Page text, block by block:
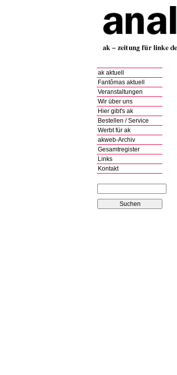
ak aktuell
Fantômas aktuell
Veranstaltungen
Wir über uns
Hier gibt's ak
Bestellen / Service
Werbt für ak
akweb-Archiv
Gesamtregister
Links
Kontakt